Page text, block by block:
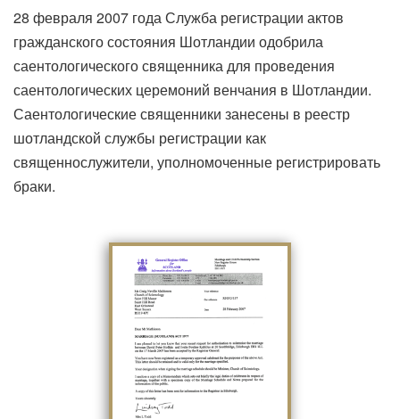
28 февраля 2007 года Служба регистрации актов
гражданского состояния Шотландии одобрила
саентологического священника для проведения
саентологических церемоний венчания в Шотландии.
Саентологические священники занесены в реестр
шотландской службы регистрации как
священнослужители, уполномоченные регистрировать
браки.